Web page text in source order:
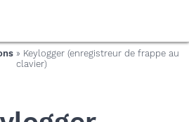
» Keylogger (enregistreur de frappe au
clavier)